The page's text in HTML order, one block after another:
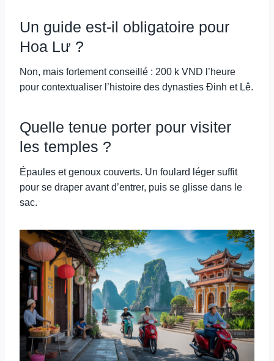
Un guide est-il obligatoire pour
Hoa Lư ?
Non, mais fortement conseillé : 200 k VND l’heure
pour contextualiser l’histoire des dynasties Đinh et Lê.
Quelle tenue porter pour visiter
les temples ?
Épaules et genoux couverts. Un foulard léger suffit
pour se draper avant d’entrer, puis se glisse dans le
sac.